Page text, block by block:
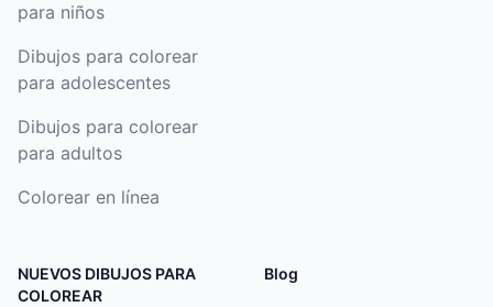
para niños
Dibujos para colorear
para adolescentes
Dibujos para colorear
para adultos
Colorear en línea
NUEVOS DIBUJOS PARA
COLOREAR
Blog